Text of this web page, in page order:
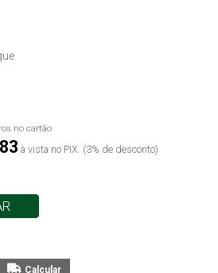
no cartão
à vista no PIX. (3% de desconto)